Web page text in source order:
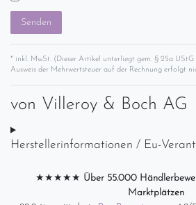
Senden
* inkl. MwSt. (Dieser Artikel unterliegt gem. § 25a UStG
Ausweis der Mehrwertsteuer auf der Rechnung erfolgt
von Villeroy & Boch AG
Herstellerinformationen / Eu-
★★★★★ Über 55.000
Marktplätzen